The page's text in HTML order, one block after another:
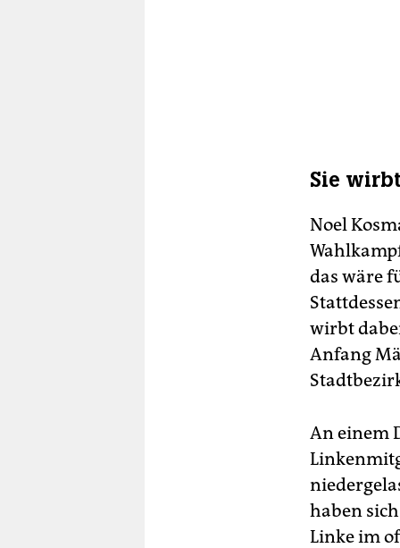
Sie
Noel
das wäre
wirbt
Anfang
An einem
haben
Linke im